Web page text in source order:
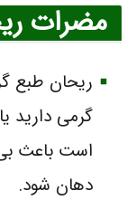
مضرات
ریحان طبع
گرمی دارید
است باعث
دهان شود.